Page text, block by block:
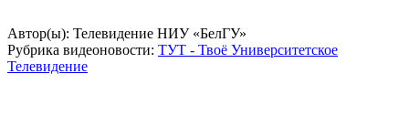
Автор(ы): Телевидение НИУ «БелГУ»
Рубрика видеоновости: ТУТ - Твоё Университетское
Телевидение